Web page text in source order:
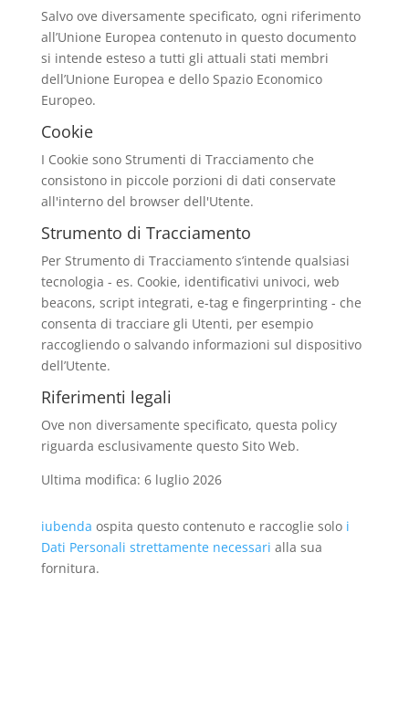
Salvo ove diversamente specificato, ogni riferimento
all’Unione Europea contenuto in questo documento
si intende esteso a tutti gli attuali stati membri
dell’Unione Europea e dello Spazio Economico
Europeo.
Cookie
I Cookie sono Strumenti di Tracciamento che
consistono in piccole porzioni di dati conservate
all'interno del browser dell'Utente.
Strumento di Tracciamento
Per Strumento di Tracciamento s’intende qualsiasi
tecnologia - es. Cookie, identificativi univoci, web
beacons, script integrati, e-tag e fingerprinting - che
consenta di tracciare gli Utenti, per esempio
raccogliendo o salvando informazioni sul dispositivo
dell’Utente.
Riferimenti legali
Ove non diversamente specificato, questa policy
riguarda esclusivamente questo Sito Web.
Ultima modifica: 6 luglio 2026
iubenda ospita questo contenuto e raccoglie solo i
Dati Personali strettamente necessari alla sua
fornitura.